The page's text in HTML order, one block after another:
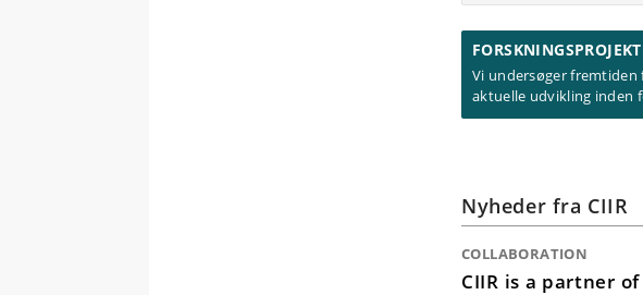
Vi undersøger
aktuelle udvikling inden
Nyheder fra CIIR
COLLABORATION
CIIR is a partner of